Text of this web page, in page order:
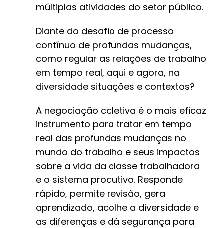
múltiplas atividades do setor público.
Diante do desafio de processo
contínuo de profundas mudanças,
como regular as relações de trabalho
em tempo real, aqui e agora, na
diversidade situações e contextos?
A negociação coletiva é o mais eficaz
instrumento para tratar em tempo
real das profundas mudanças no
mundo do trabalho e seus impactos
sobre a vida da classe trabalhadora
e o sistema produtivo. Responde
rápido, permite revisão, gera
aprendizado, acolhe a diversidade e
as diferenças e dá segurança para